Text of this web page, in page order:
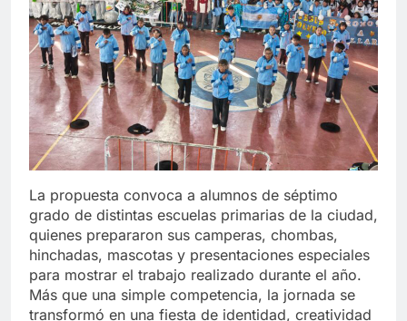
La propuesta convoca a alumnos de séptimo
grado de distintas escuelas primarias de la ciudad,
quienes prepararon sus camperas, chombas,
hinchadas, mascotas y presentaciones especiales
para mostrar el trabajo realizado durante el año.
Más que una simple competencia, la jornada se
transformó en una fiesta de identidad, creatividad